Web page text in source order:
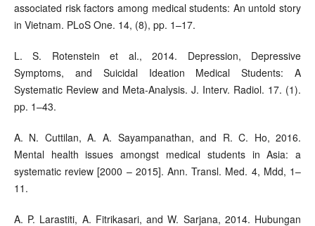
associated risk factors among medical students: An untold story
in Vietnam. PLoS One. 14, (8), pp. 1–17.
L. S. Rotenstein et al., 2014. Depression, Depressive
Symptoms, and Suicidal Ideation Medical Students: A
Systematic Review and Meta-Analysis. J. Interv. Radiol. 17. (1).
pp. 1–43.
A. N. Cuttilan, A. A. Sayampanathan, and R. C. Ho, 2016.
Mental health issues amongst medical students in Asia: a
systematic review [2000 – 2015]. Ann. Transl. Med. 4, Mdd, 1–
11.
A. P. Larastiti, A. Fitrikasari, and W. Sarjana, 2014. Hubungan